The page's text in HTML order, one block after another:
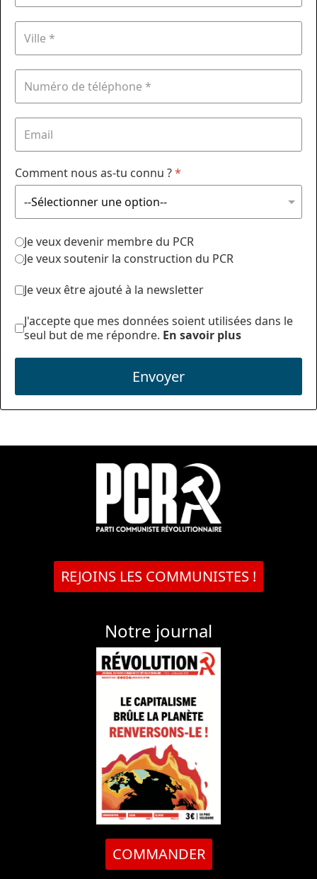
Comment nous as-tu connu ?*
Je veux devenir membre du PCR
Je veux soutenir la construction du PCR
Je veux être ajouté à la newsletter
J'accepte que mes données soient utilisées dans le
seul but de me répondre. En savoir plus
Envoyer
REJOINS LES COMMUNISTES !
Notre journal
COMMANDER